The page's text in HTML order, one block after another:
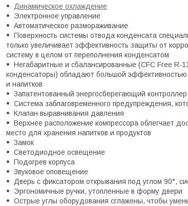
Динамическое охлаждение
Электронное управление
Автоматическое размораживание
Поверхность системы отвода конденсата
только увеличивает эффективность защиты от
систему в целом от переполнения конденсатом
Негабаритные и сбалансированные (CFC Free R-
конденсаторы) обладают большой
и напитков
Запатентованный энергосберегающий контроллер
Система заблаговременного предупреждения,
Клапан выравнивания давления
Верхнее расположение компрессора облегчает
место для хранения напитков и продуктов
Замок
Светодиодное освещение
Подогрев корпуса
Звуковое оповещение
Дверь с фиксатором открывания под углом 90°,
Эргономичные ручки, утопленные в форму двери
Острые углы оборудования сглажены, чтобы